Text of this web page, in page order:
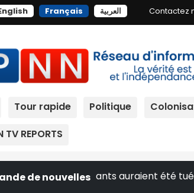
Français العربية Contactez
Tour rapide Politique
TV REPORTS
de nouvelles
50 000 enfants auraient été tués ou